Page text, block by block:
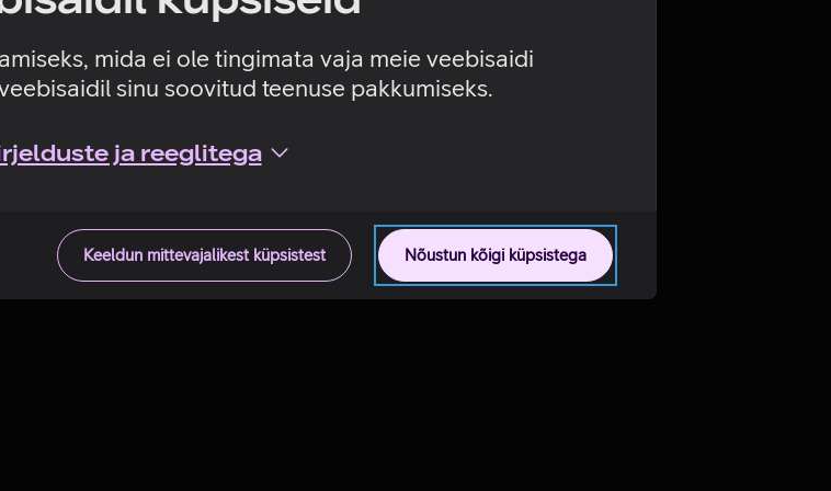
mida ei ole tingimata vaja meie veebisaidi
sinu soovitud teenuse pakkumiseks.
ja reeglitega
Nõustun kõigi küpsistega
Keeldun mittevajalikest küpsistest